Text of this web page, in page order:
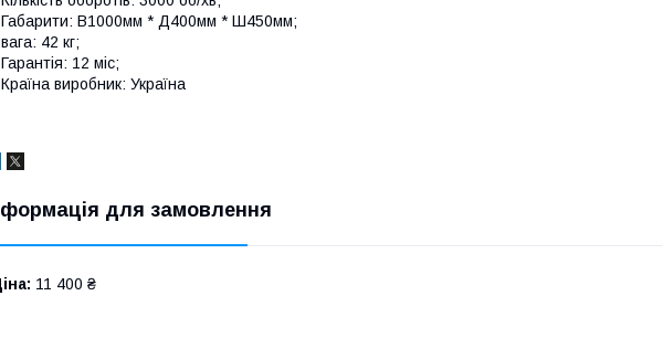
В1000мм * Д400мм * Ш450мм;
42 кг;
12 міс;
виробник: Україна
для замовлення
11 400 ₴